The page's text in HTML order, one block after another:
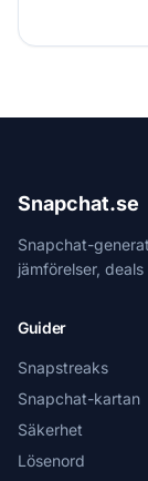
Snapchat.se
Snapchat-
jämförelser,
Guider
Snapstreaks
Snapchat-kartan
Säkerhet
Lösenord